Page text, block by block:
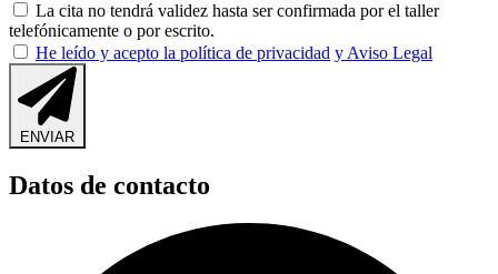
La cita no tendrá validez hasta ser confirmada por el taller
telefónicamente o por escrito.
He leído y acepto la política de privacidad y Aviso Legal
ENVIAR
Datos de contacto